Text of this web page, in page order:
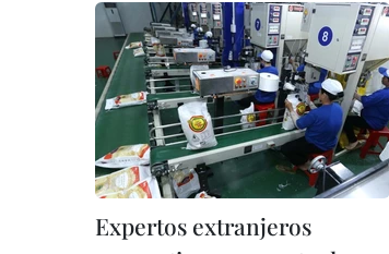
Expertos extranjeros